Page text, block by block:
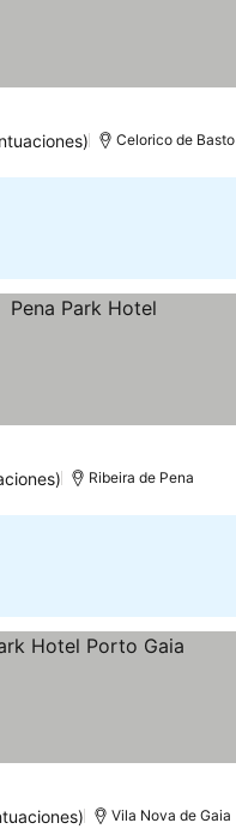
Celorico de Basto
Ribeira de Pena
Vila Nova de Gaia